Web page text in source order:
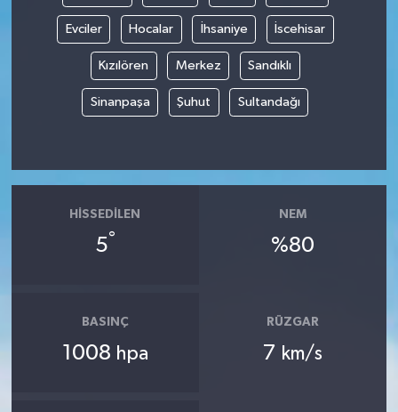
Evciler Hocalar İhsaniye İscehisar
Kızılören Merkez Sandıklı
Sinanpaşa Şuhut Sultandağı
HISSEDILEN
5°
NEM
%80
BASINÇ
1008 hpa
RÜZGAR
7 km/s